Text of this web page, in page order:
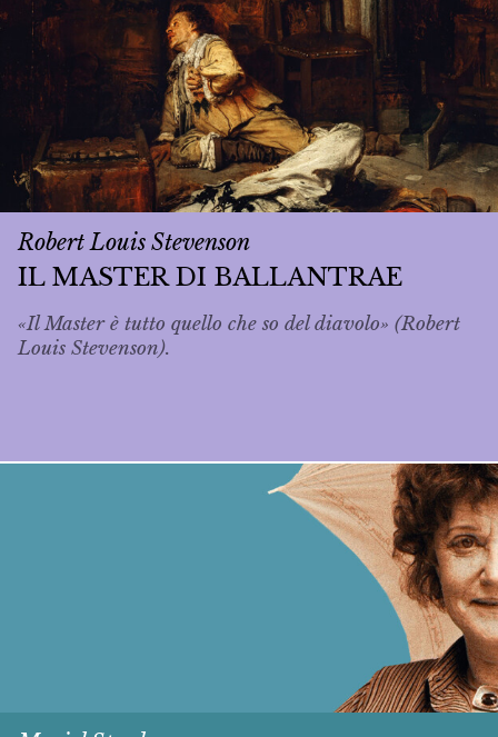
Robert Louis Stevenson
IL MASTER DI BALLANTRAE
«Il Master è tutto quello che so del diavolo» (Robert
Louis Stevenson).